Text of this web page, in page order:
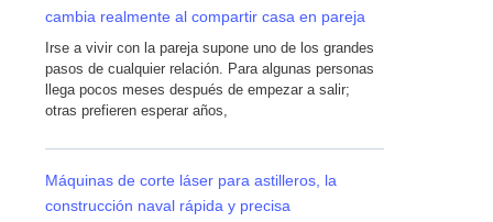
cambia realmente al compartir casa en pareja
Irse a vivir con la pareja supone uno de los grandes
pasos de cualquier relación. Para algunas personas
llega pocos meses después de empezar a salir;
otras prefieren esperar años,
Máquinas de corte láser para astilleros, la
construcción naval rápida y precisa